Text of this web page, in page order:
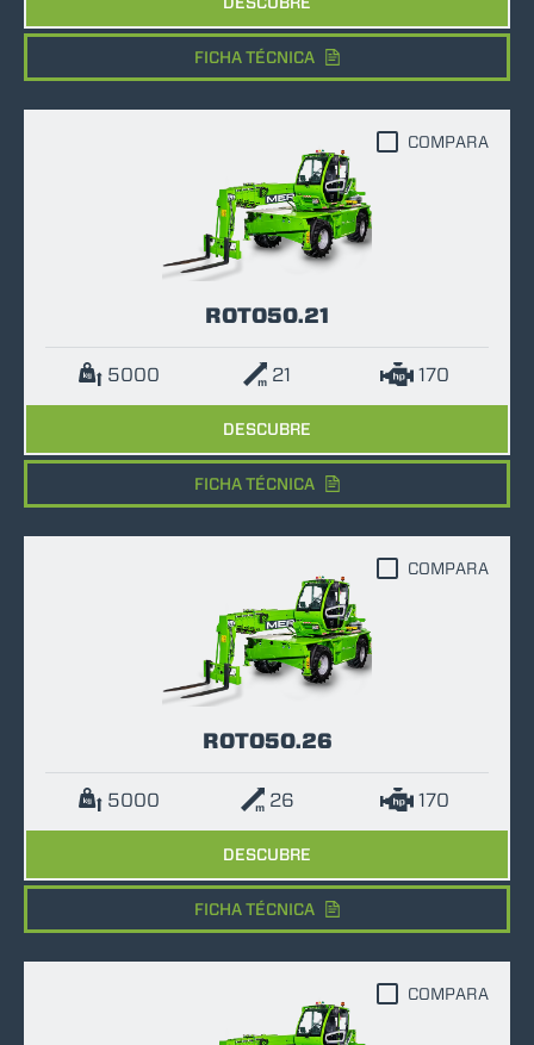
FICHA TÉCNICA
ROTO50.21
5000 21 170
DESCUBRE
COMPARA
FICHA TÉCNICA
ROTO50.26
5000 26 170
DESCUBRE
COMPARA
FICHA TÉCNICA
COMPARA